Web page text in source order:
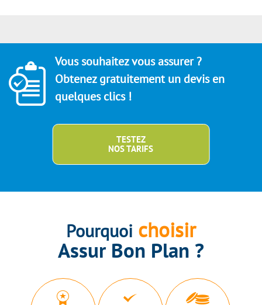
Vous souhaitez vous assurer ?
Obtenez gratuitement un devis en
quelques clics !
TESTEZ
NOS TARIFS
Pourquoi choisir
Assur Bon Plan ?